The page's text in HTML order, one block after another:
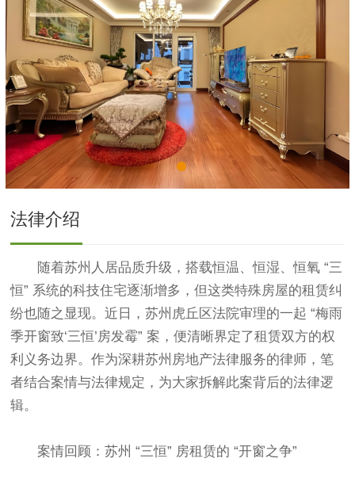
法律介绍
随着苏州人居品质升级，搭载恒温、恒湿、恒氧 “三
恒” 系统的科技住宅逐渐增多，但这类特殊房屋的租赁纠
纷也随之显现。近日，苏州虎丘区法院审理的一起 “梅雨
季开窗致‘三恒’房发霉” 案，便清晰界定了租赁双方的权
利义务边界。作为深耕苏州房地产法律服务的律师，笔
者结合案情与法律规定，为大家拆解此案背后的法律逻
辑。​
案情回顾：苏州 “三恒” 房租赁的 “开窗之争”​